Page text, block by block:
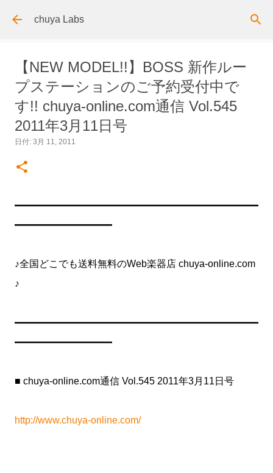
スキップしてメイン コンテンツに移動
chuya Labs
【NEW MODEL!!】BOSS 新作ルー
プステーションのご予約受付中で
す!! chuya-online.com通信 Vol.545
2011年3月11日号
日付: 3月 11, 2011
━━━━━━━━━━━━━━━━━━━━━━━━━
━━━━━━━━━━
♪全国どこでも送料無料のWeb楽器店 chuya-online.com
♪
━━━━━━━━━━━━━━━━━━━━━━━━━
━━━━━━━━━━
■ chuya-online.com通信 Vol.545 2011年3月11日号
http://www.chuya-online.com/